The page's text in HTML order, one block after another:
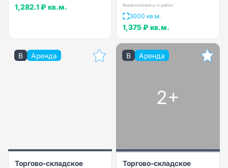
1,282.1 ₽ кв.м. Всеволожский р-н район
3000 кв.м.
1,375 ₽ кв.м.
B Аренда
Торгово-складское
B Аренда
2+
Торгово-складское